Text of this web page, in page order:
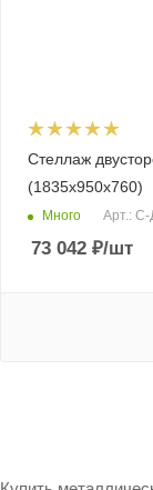
Стеллаж
(1835х950х760)
Много Арт.: С-
73 042 ₽/шт